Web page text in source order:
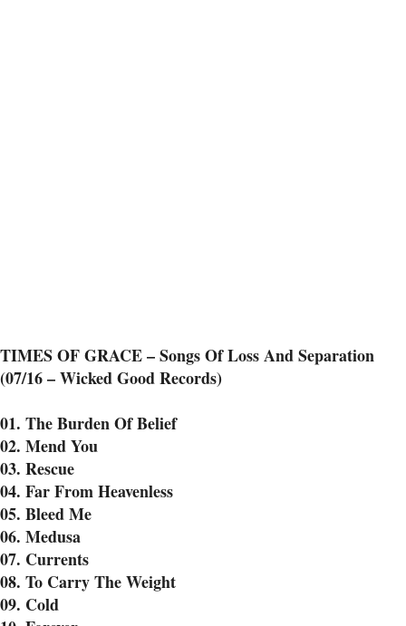
TIMES OF GRACE – Songs Of Loss And Separation
(07/16 – Wicked Good Records)
01. The Burden Of Belief
02. Mend You
03. Rescue
04. Far From Heavenless
05. Bleed Me
06. Medusa
07. Currents
08. To Carry The Weight
09. Cold